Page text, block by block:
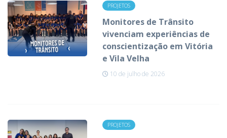
PROJETOS
Monitores de Trânsito
vivenciam experiências de
conscientização em Vitória
e Vila Velha
10 de julho de 2026
PROJETOS